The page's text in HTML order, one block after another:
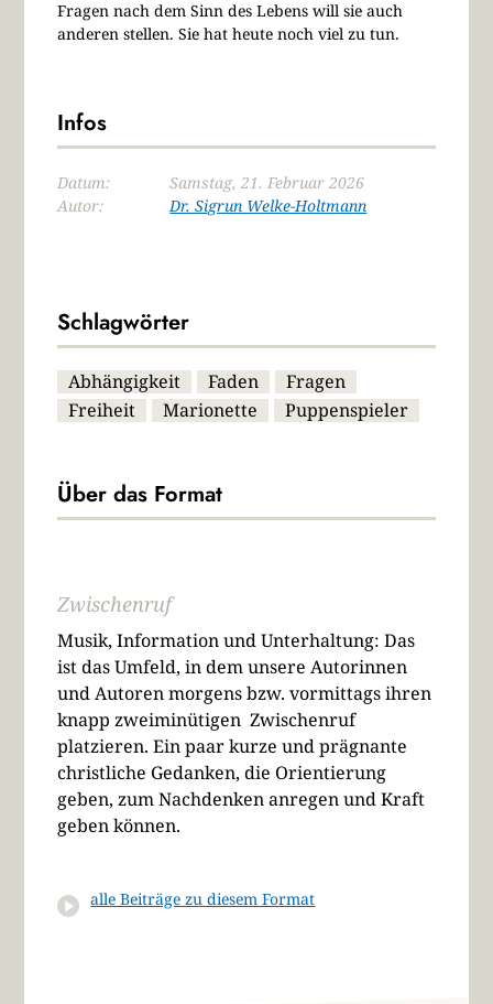
Fragen nach dem Sinn des Lebens will sie auch
anderen stellen. Sie hat heute noch viel zu tun.
Infos
Datum:
Samstag, 21. Februar 2026
Autor:
Dr. Sigrun Welke-Holtmann
Schlagwörter
Abhängigkeit Faden
Fragen
Freiheit
Marionette Puppenspieler
Über das Format
Zwischenruf
Musik, Information und Unterhaltung: Das
ist das Umfeld, in dem unsere Autorinnen
und Autoren morgens bzw. vormittags ihren
knapp zweiminütigen Zwischenruf
platzieren. Ein paar kurze und prägnante
christliche Gedanken, die Orientierung
geben, zum Nachdenken anregen und Kraft
geben können.
alle Beiträge zu diesem Format